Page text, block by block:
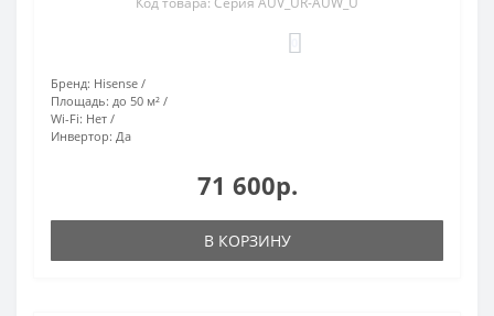
Бренд: Hisense
Площадь: до 50 м²
Wi-Fi: Нет
Инвертор: Да
71 600р.
В КОРЗИНУ